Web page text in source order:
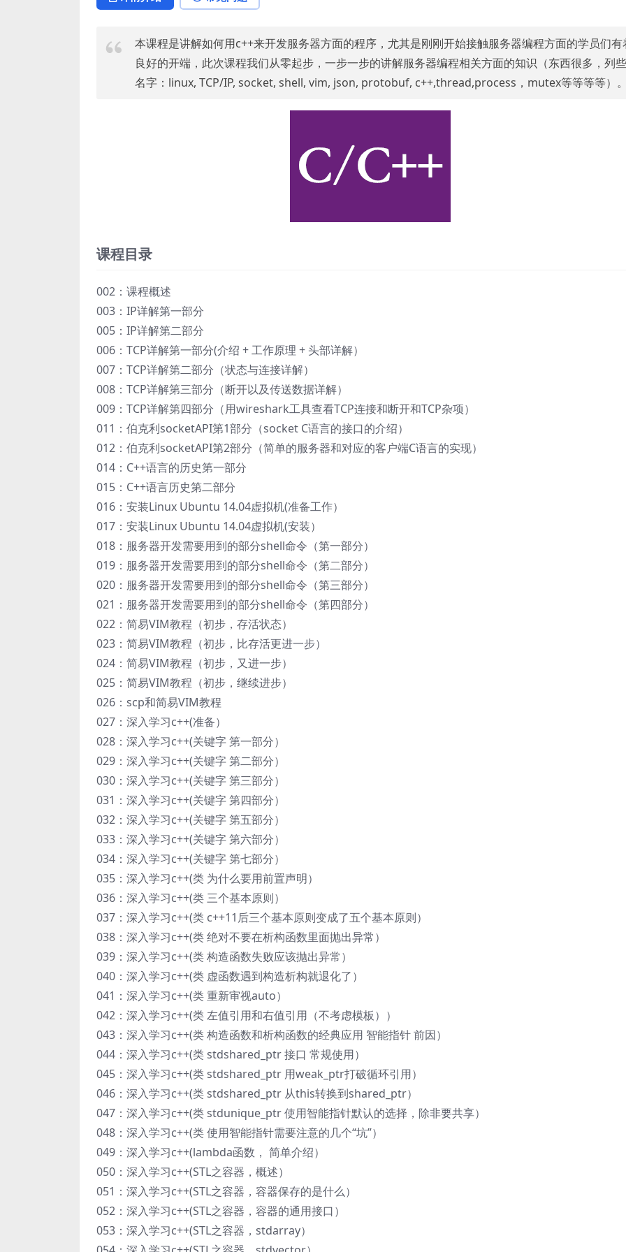
本课程是讲解如何用c++来开发服务器方面的程序，尤其是刚刚开始接触服务器编程方面的学员们有
良好的开端，此次课程我们从零起步，一步一步的讲解服务器编程相关方面的知识（东西很多，列些
名字：linux, TCP/IP, socket, shell, vim, json, protobuf, c++,thread,process，mutex等等等等）
课程目录
002：课程概述
003：IP详解第一部分
005：IP详解第二部分
006：TCP详解第一部分(介绍 + 工作原理 + 头部详解）
007：TCP详解第二部分（状态与连接详解）
008：TCP详解第三部分（断开以及传送数据详解）
009：TCP详解第四部分（用wireshark工具查看TCP连接和断开和TCP杂项）
011：伯克利socketAPI第1部分（socket C语言的接口的介绍）
012：伯克利socketAPI第2部分（简单的服务器和对应的客户端C语言的实现）
014：C++语言的历史第一部分
015：C++语言历史第二部分
016：安装Linux Ubuntu 14.04虚拟机(准备工作）
017：安装Linux Ubuntu 14.04虚拟机(安装）
018：服务器开发需要用到的部分shell命令（第一部分）
019：服务器开发需要用到的部分shell命令（第二部分）
020：服务器开发需要用到的部分shell命令（第三部分）
021：服务器开发需要用到的部分shell命令（第四部分）
022：简易VIM教程（初步，存活状态）
023：简易VIM教程（初步，比存活更进一步）
024：简易VIM教程（初步，又进一步）
025：简易VIM教程（初步，继续进步）
026：scp和简易VIM教程
027：深入学习c++(准备）
028：深入学习c++(关键字 第一部分）
029：深入学习c++(关键字 第二部分）
030：深入学习c++(关键字 第三部分）
031：深入学习c++(关键字 第四部分）
032：深入学习c++(关键字 第五部分）
033：深入学习c++(关键字 第六部分）
034：深入学习c++(关键字 第七部分）
035：深入学习c++(类 为什么要用前置声明）
036：深入学习c++(类 三个基本原则）
037：深入学习c++(类 c++11后三个基本原则变成了五个基本原则）
038：深入学习c++(类 绝对不要在析构函数里面抛出异常）
039：深入学习c++(类 构造函数失败应该抛出异常）
040：深入学习c++(类 虚函数遇到构造析构就退化了）
041：深入学习c++(类 重新审视auto）
042：深入学习c++(类 左值引用和右值引用（不考虑模板））
043：深入学习c++(类 构造函数和析构函数的经典应用 智能指针 前因）
044：深入学习c++(类 stdshared_ptr 接口 常规使用）
045：深入学习c++(类 stdshared_ptr 用weak_ptr打破循环引用）
046：深入学习c++(类 stdshared_ptr 从this转换到shared_ptr）
047：深入学习c++(类 stdunique_ptr 使用智能指针默认的选择，除非要共享）
048：深入学习c++(类 使用智能指针需要注意的几个“坑”）
049：深入学习c++(lambda函数， 简单介绍）
050：深入学习c++(STL之容器，概述）
051：深入学习c++(STL之容器，容器保存的是什么）
052：深入学习c++(STL之容器，容器的通用接口）
053：深入学习c++(STL之容器，stdarray）